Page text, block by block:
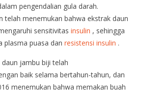
pengendalian gula darah.
telah menemukan bahwa ekstrak daun
sensitivitasinsulin , sehingga
plasma puasa danresistensi insulin .
jambu biji telah
baik selama bertahun-tahun, dan
menemukan bahwa memakan buah